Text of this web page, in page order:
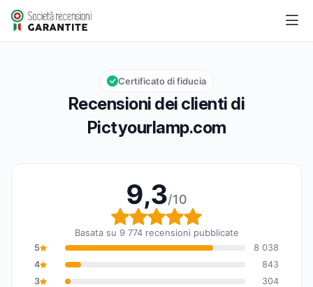
Pictyourlamp.com
Valutazione globale: 9,3 su 10
9,3/10
Recensioni dei clienti di
Pictyourlamp.com
Certificato di fiducia
9,3/10
Valutazione globale:
Basata su 9 774 recensioni pubblicate
5
8 038
4
843
3
304